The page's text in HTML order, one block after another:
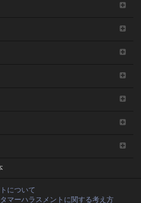
について
マーハラスメントに関する考え方